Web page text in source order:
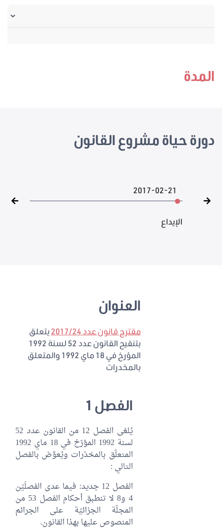
المدة
دورة حياة مشروع القانون
2017-02-21
الإيداع
العنوان
مقترح قانون عدد 2017/24
يتعلق
بتنقيح القانون عدد 52 لسنة 1992
المؤرخ في 18 ماي 1992 والمتعلق
بالمخدرات
الفصل 1
يُلغى الفصل 12 من القانون عدد 52
لسنة 1992 المؤرّخ في 18 ماي 1992
المتعلّق بالمخدّرات ويُعوَّض بالفصل
التالي :
الفصل 12 جديد: فيما عدى الفصلَيْن
4 و8 لا تنطبق أحكام الفصل 53 من
المجلّة الجزائيّة على الجرائم
المنصوص عليها بهذا القانون.